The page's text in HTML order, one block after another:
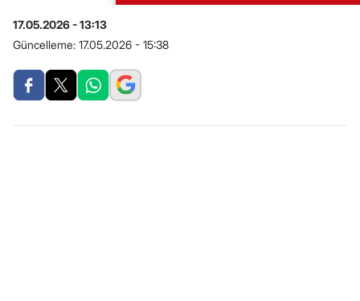
17.05.2026 - 13:13
Güncelleme: 17.05.2026 - 15:38